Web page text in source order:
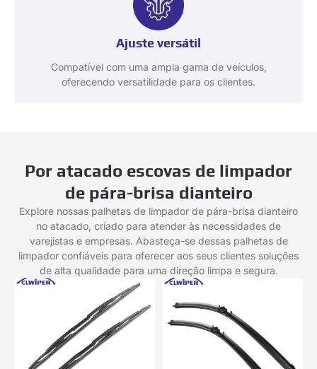
Ajuste versátil
Compatível com uma ampla gama de veículos,
oferecendo versatilidade para os clientes.
Por atacado escovas de limpador
de pára-brisa dianteiro
Explore nossas palhetas de limpador de pára-brisa dianteiro
no atacado, criado para atender às necessidades de
varejistas e empresas. Abasteça-se dessas palhetas de
limpador confiáveis ​​para oferecer aos seus clientes soluções
de alta qualidade para uma direção limpa e segura.